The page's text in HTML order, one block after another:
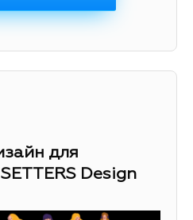
для
Design